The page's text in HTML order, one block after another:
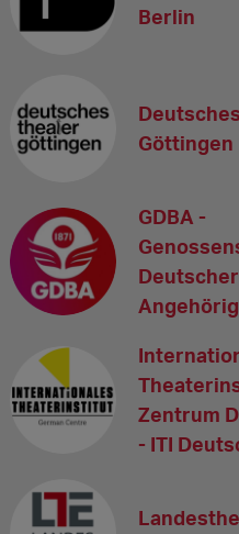
Berlin
Göttingen
GDBA -
Zentrum
- ITI